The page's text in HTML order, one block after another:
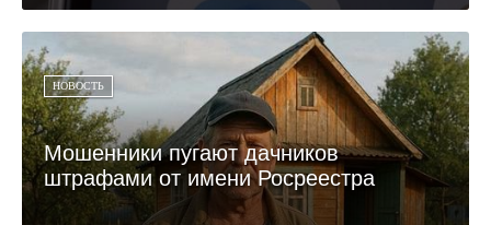
НОВОСТЬ
Мошенники пугают дачников
штрафами от имени Росреестра